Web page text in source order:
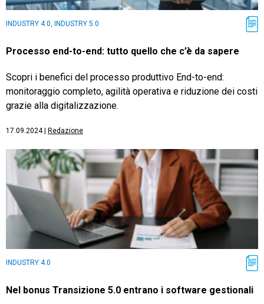
INDUSTRY 4.0, INDUSTRY 5.0
Processo end-to-end: tutto quello che c’è da sapere
Scopri i benefici del processo produttivo End-to-end:
monitoraggio completo, agilità operativa e riduzione dei costi
grazie alla digitalizzazione.
17.09.2024| Redazione
INDUSTRY 4.0
Nel bonus Transizione 5.0 entrano i software gestionali